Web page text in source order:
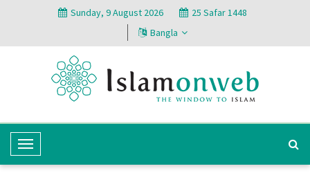
Sunday, 9 August 2026
25 Safar 1448
Bangla
T
o